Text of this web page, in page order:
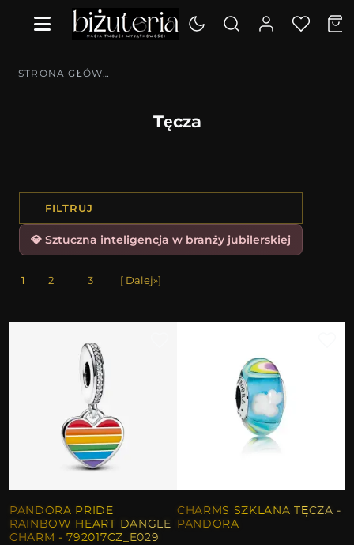
STRONA GŁÓWNA
Tęcza
FILTRUJ
💎 Sztuczna inteligencja w branży jubilerskiej
1 2 3 [ Dalej»]
PANDORA PRIDE
RAINBOW HEART DANGLE
CHARM - 792017CZ_E029
CHARMS SZKLANA TĘCZA -
PANDORA